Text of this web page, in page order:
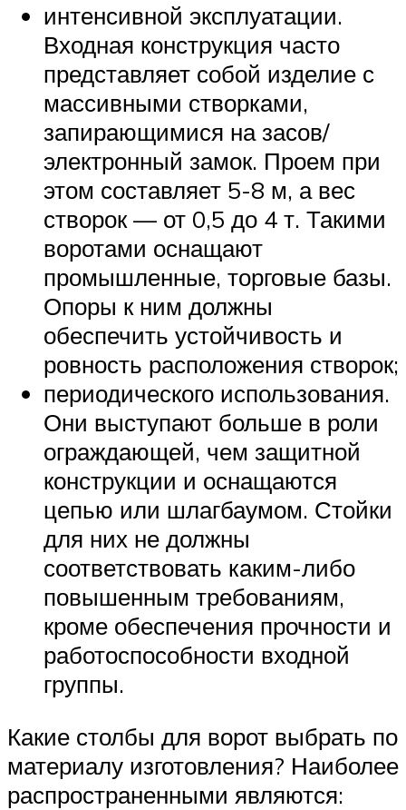
интенсивной эксплуатации.
Входная конструкция часто
представляет собой изделие с
массивными створками,
запирающимися на засов/
электронный замок. Проем при
этом составляет 5-8 м, а вес
створок — от 0,5 до 4 т. Такими
воротами оснащают
промышленные, торговые базы.
Опоры к ним должны
обеспечить устойчивость и
ровность расположения створок;
периодического использования.
Они выступают больше в роли
ограждающей, чем защитной
конструкции и оснащаются
цепью или шлагбаумом. Стойки
для них не должны
соответствовать каким-либо
повышенным требованиям,
кроме обеспечения прочности и
работоспособности входной
группы.
Какие столбы для ворот выбрать по
материалу изготовления? Наиболее
распространенными являются: